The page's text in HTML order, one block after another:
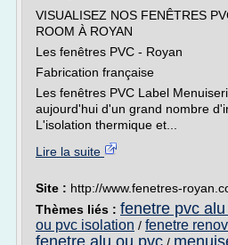
VISUALISEZ NOS FENÊTRES
ROOM À ROYAN
Les fenêtres PVC - Royan
Fabrication française
Les fenêtres PVC Label
aujourd'hui d'un grand nombre
L'isolation thermique et...
Lire la suite
Site : http://www.fenetres-
Thèmes liés : fenetre pvc
ou pvc isolation / fenetre
fenetre alu ou pvc